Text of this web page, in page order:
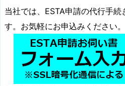
当社では、ESTA申請の代行手続
す。お気軽にお申込みください。